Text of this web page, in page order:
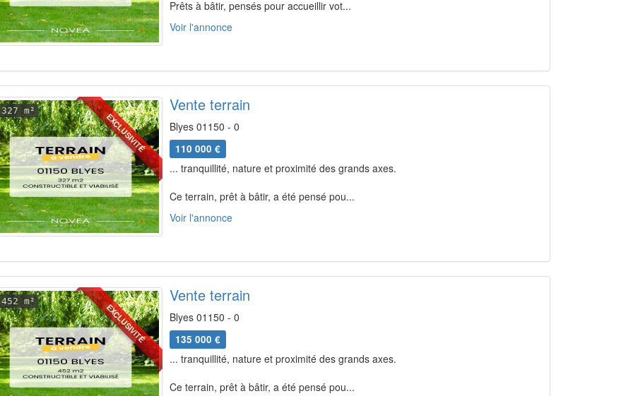
Prêts à bâtir, pensés pour accueillir vot...
Voir l'annonce
EXCLUSIVITÉ
327 m² Vente terrain
Blyes 01150 - 0
110 000 €
... tranquillité, nature et proximité des grands axes.
Ce terrain, prêt à bâtir, a été pensé pou...
Voir l'annonce
EXCLUSIVITÉ
452 m² Vente terrain
Blyes 01150 - 0
135 000 €
... tranquillité, nature et proximité des grands axes.
Ce terrain, prêt à bâtir, a été pensé pou...